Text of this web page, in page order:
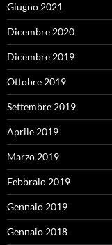
Giugno 2021
Dicembre 2020
Dicembre 2019
Ottobre 2019
Settembre 2019
Aprile 2019
Marzo 2019
Febbraio 2019
Gennaio 2019
Gennaio 2018